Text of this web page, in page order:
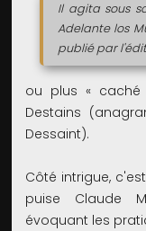
Il agita sous
Adelante los
publié par
ou plus «
Destains
Dessaint).
Côté intrigue,
puise Claude
évoquant les